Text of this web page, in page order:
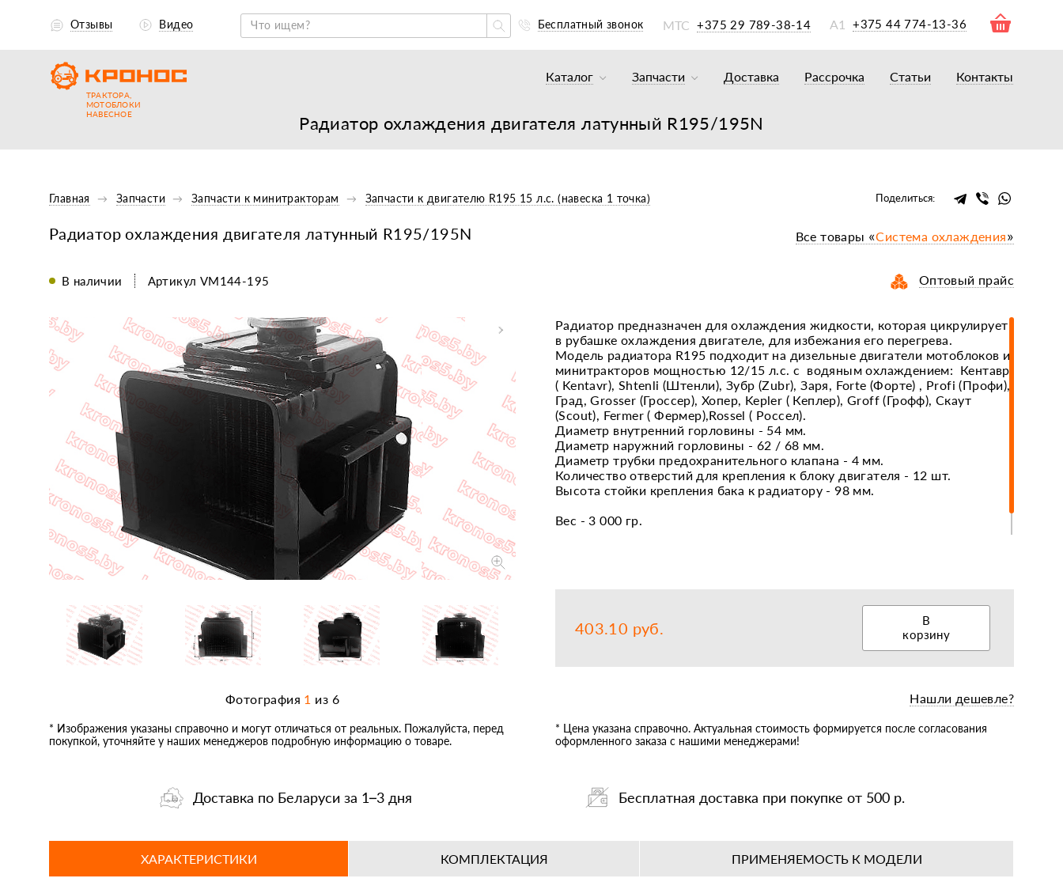
Радиатор охлаждения двигателя латунный R195/195N
Отзывы Видео Бесплатный звонок МТС +375 29 789-38-14 А1 +375 44 774-13-36
ТРАКТОРА,
МОТОБЛОКИ
НАВЕСНОЕ
Каталог
Грузовики
Мотоблоки
Прицепы
Запчасти
Запчасти
К минитракторам
К мотоблочному навесному оборудованию
Подшипники, сальники, ремни
Прочее
Шины, камеры, диски, колёса
Доставка Рассрочка Статьи Контакты
Главная Запчасти Запчасти к минитракторам Запчасти к двигателю R195 15 л.с. (навеска 1 точка) Поделиться:
Радиатор охлаждения двигателя латунный R195/195N Все товары «Система охлаждения»
В наличии Артикул VM144-195 Оптовый прайс
Фотография 1 из 6
* Изображения указаны справочно и могут отличаться от реальных. Пожалуйста, перед
покупкой, уточняйте у наших менеджеров подробную информацию о товаре.
Радиатор предназначен для охлаждения жидкости, которая цикрулирует
в рубашке охлаждения двигателе, для избежания его перегрева.
Модель радиатора R195 подходит на дизельные двигатели мотоблоков и
минитракторов мощностью 12/15 л.с. с водяным охлаждением: Кентавр
( Kentavr), Shtenli (Штенли), Зубр (Zubr), Заря, Forte (Форте) , Profi (Профи),
Град, Grosser (Гроссер), Хопер, Kepler ( Кеплер), Groff (Грофф), Скаут
(Scout), Fermer ( Фермер),Rossel ( Россел).
Диаметр внутренний горловины - 54 мм.
Диаметр наружний горловины - 62 / 68 мм.
Диаметр трубки предохранительного клапана - 4 мм.
Количество отверстий для крепления к блоку двигателя - 12 шт.
Высота стойки крепления бака к радиатору - 98 мм.
Вес - 3 000 гр.
403.10 руб.
В
корзину
Нашли дешевле?
* Цена указана справочно. Актуальная стоимость формируется после согласования
оформленного заказа с нашими менеджерами!
Доставка по Беларуси за 1–3 дня Бесплатная доставка при покупке от 500 р.
ХАРАКТЕРИСТИКИ КОМПЛЕКТАЦИЯ ПРИМЕНЯЕМОСТЬ К МОДЕЛИ